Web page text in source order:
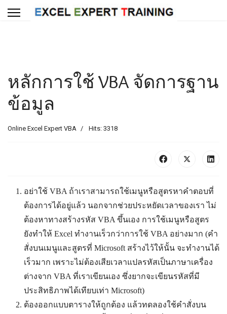
หลักการใช้ VBA จัดการฐาน
ข้อมูล
Online Excel Expert VBA Hits: 3318
อย่าใช้ VBA ถ้าเราสามารถใช้เมนูหรือสูตรหาคำตอบที่
ต้องการได้อยู่แล้ว นอกจากช่วยประหยัดเวลาของเรา ไม่
ต้องหาทางสร้างรหัส VBA ขึ้นเอง การใช้เมนูหรือสูตร
ยังทำให้ Excel ทำงานเร็วกว่าการใช้ VBA อย่างมาก (คำ
สั่งบนเมนูและสูตรที่ Microsoft สร้างไว้ให้นั้น จะทำงานได้
เร็วมาก เพราะไม่ต้องเสียเวลาแปลรหัสเป็นภาษาเครื่อง
ต่างจาก VBA ที่เราเขียนเอง ซึ่งยากจะเขียนรหัสที่มี
ประสิทธิภาพได้เทียบเท่า Microsoft)
ต้องออกแบบตารางให้ถูกต้อง แล้วทดลองใช้คำสั่งบน